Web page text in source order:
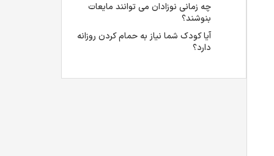
چه زمانی نوزادان می توانند مایعات
بنوشند؟
آیا کودک شما نیاز به حمام کردن روزانه
دارد؟